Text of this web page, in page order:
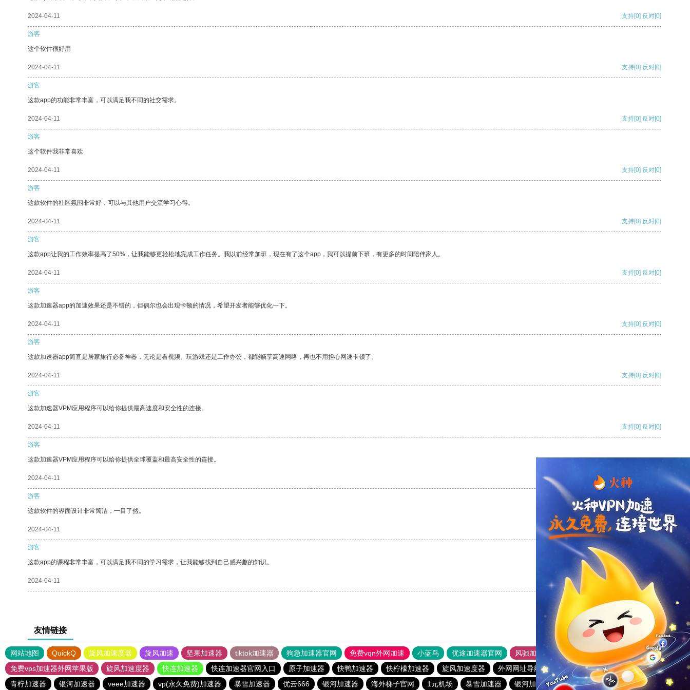
2024-04-11 支持[0] 反对[0]
游客
这个软件很好用
2024-04-11 支持[0] 反对[0]
游客
这款app的功能非常丰富，可以满足我不同的社交需求。
2024-04-11 支持[0] 反对[0]
游客
这个软件我非常喜欢
2024-04-11 支持[0] 反对[0]
游客
这款软件的社区氛围非常好，可以与其他用户交流学习心得。
2024-04-11 支持[0] 反对[0]
游客
这款app让我的工作效率提高了50%，让我能够更轻松地完成工作任务。我以前经常加班，现在有了这个app，我可以提前下班，有更多的时间陪伴家人。
2024-04-11 支持[0] 反对[0]
游客
这款加速器app的加速效果还是不错的，但偶尔也会出现卡顿的情况，希望开发者能够优化一下。
2024-04-11 支持[0] 反对[0]
游客
这款加速器app简直是居家旅行必备神器，无论是看视频、玩游戏还是工作办公，都能畅享高速网络，再也不用担心网速卡顿了。
2024-04-11 支持[0] 反对[0]
游客
这款加速器VPM应用程序可以给你提供最高速度和安全性的连接。
2024-04-11 支持[0] 反对[0]
游客
这款加速器VPM应用程序可以给你提供全球覆盖和最高安全性的连接。
2024-04-11 支持
游客
这款软件的界面设计非常简洁，一目了然。
2024-04-11 支持[0] 反对[0]
游客
这款app的课程非常丰富，可以满足我不同的学习需求，让我能够找到自己感兴趣的知识。
2024-04-11 支持[0] 反对[0]
友情链接
网站地图 QuickQ 旋风加速度器 旋风加速 坚果加速器 tiktok加速器 狗急加速器官网 免费vqn外网加速 小蓝鸟 优途加速器官网 风驰加速器
旋风加速器
免费vps加速器外网苹果版
旋风加速度器 快连加速器 快连加速器官网入口 原子加速器 快鸭加速器 快柠檬加速器 旋风加速度器 外网网址导航 软件中心
银河加速器
青柠加速器
银河加速器 veee加速器 vp(永久免费)加速器 暴雪加速器 优云666 银河加速器 海外梯子官网 1元机场 暴雪加速器 银河加速器 暴雪加速器 海鸥加速器